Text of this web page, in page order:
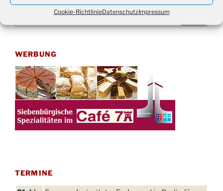
Cookie-RichtlinieDatenschutzImpressum
WERBUNG
TERMINE